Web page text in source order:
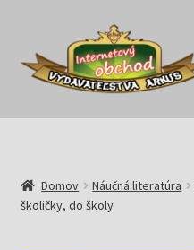
Série
E-knihy
Domov Náučná literatúra
školičky, do školy